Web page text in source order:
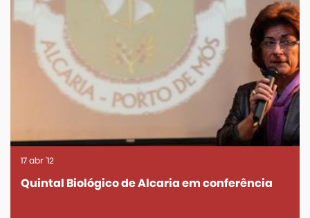
Quintal Biológico de Alcaria em conferência
17abr'12